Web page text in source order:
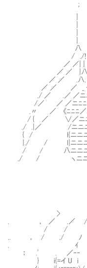
′ |′ | | | /
| | | ./|__
| |八 ! /´|./
| | l| ./
| | l|/:::Y⌒ヽ
八 l| l|::::::乂__
/ ./! l| l|
／ ／| | |
／ ／ |八 .| l{ /
／ ／ .八. ＼
／ ／ ／ _ -=ﾆ
./ ／ .／ ／ニニニ
/／ ／ ／ニﾆﾆﾆ=-
.〃 ／ 《ﾆﾆﾆ／ニニ
/ { ／ ∨／ニニニニ
./ .|／ /ニニニニニ
{ / l{ニニニニニニニ
|./ / l|ニニニニ
/ / 八ニニニニニ
./ / ヽニニニニニ
> ┌
. ， ／ .／ / __
/ / ゝ
.. ， / ./ ﾉ
. ｲ :ﾄ ¨~
； .' . ／‐‐ ‐‐‐
} i{=イ U i { ＼